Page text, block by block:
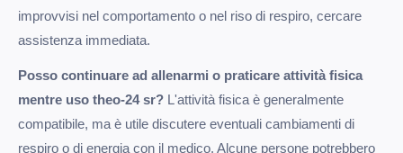
improvvisi nel comportamento o nel riso di respiro, cercare
assistenza immediata.
Posso continuare ad allenarmi o praticare attività fisica
mentre uso theo-24 sr? L'attività fisica è generalmente
compatibile, ma è utile discutere eventuali cambiamenti di
respiro o di energia con il medico. Alcune persone potrebbero